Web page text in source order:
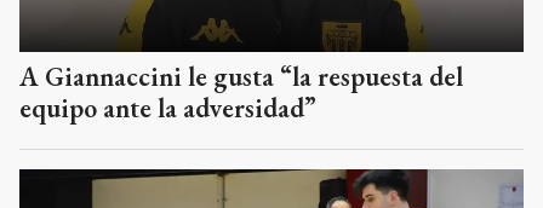
A Giannaccini le gusta “la respuesta del
equipo ante la adversidad”